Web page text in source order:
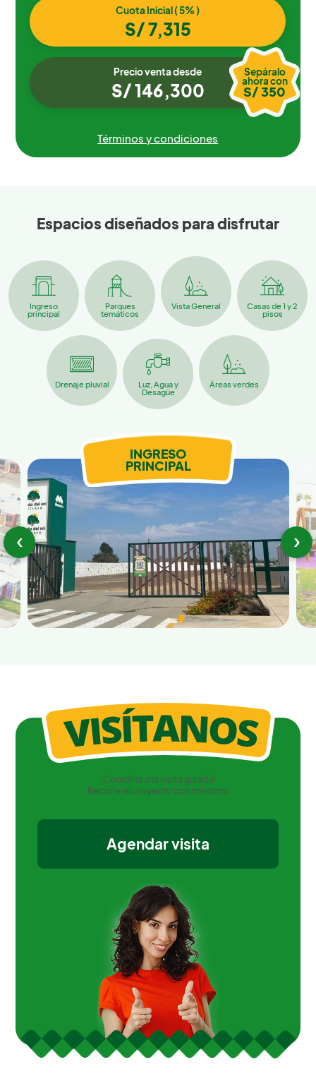
Cuota Inicial ( 5% )
S/ 7,315
Precio venta desde
S/ 146,300
Sepáralo
ahora con
S/ 350
Términos y condiciones
Espacios diseñados para disfrutar
Ingreso
principal
Parques
temáticos
Vista General Casas de 1 y 2
pisos
Drenaje pluvial Luz, Agua y
Desagüe
Áreas verdes
INGRESO
PRINCIPAL
‹ ›
¡Coordina una visita guiada!
Recorre el proyecto con nosotros
Agendar visita